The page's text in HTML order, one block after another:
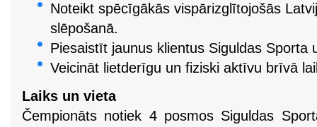
Noteikt spēcīgākās vispārizglītojošās
slēpošanā.
Piesaistīt jaunus klientus Siguldas
Veicināt lietderīgu un fiziski aktīvu brīvā
Laiks un vieta
Čempionāts notiek 4 posmos Siguldas